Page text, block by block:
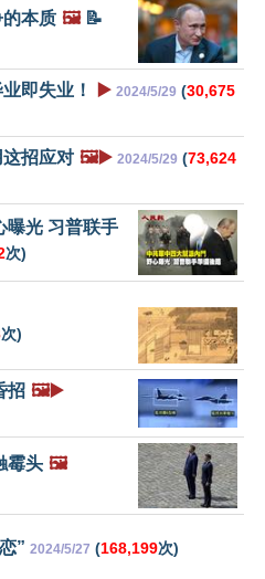
本质 🖼️📝
即失业！ ▶️ 2024/5/29 (30,675
招应对 🖼️▶️ 2024/5/29 (73,624
曝光 习普联手
次)
次)
招 🖼️▶️
霉头 🖼️
” 2024/5/27 (168,199次)